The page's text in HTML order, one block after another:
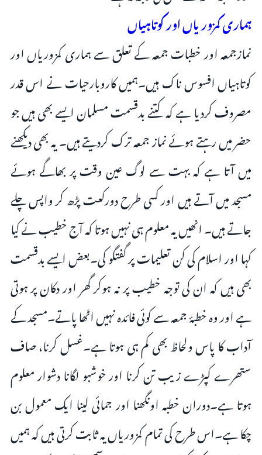
ہماری کمزوریاں اور کوتاہیاں
نمازجمعہ اور خطبات جمعہ کے تعلق سے ہماری کمزوریاں اور
کوتاہیاں افسوس ناک ہیں۔ہمیں کاروبارحیات نے اس قدر
مصروف کردیا ہے کہ کتنے بدقسمت مسلمان ایسے بھی ہیں جو
حضر میں رہتے ہوئے نماز جمعہ ترک کردیتے ہیں۔ یہ بھی دیکھنے
میں آتا ہے کہ بہت سے لوگ عین وقت پر بھاگے ہوئے
مسجد میں آتے ہیں اور کسی طرح دورکعت پڑھ کر واپس چلے
جاتے ہیں۔ انھیں یہ معلوم ہی نہیں ہوتا کہ آج خطیب نے کیا
کہا اور اسلام کی کن تعلیمات پر گفتگو کی۔بعض ایسے بدقسمت
بھی ہیں کہ ان کی توجہ خطیب پر نہ ہوکر گھر اور دکان پر ہوتی
ہے اور وہ خطبۂ جمعہ سے کوئی فائدہ نہیں اٹھا پاتے۔مسجد کے
آداب کا پاس ولحاظ بھی کم ہی ہوتا ہے۔غسل کرنا، صاف
ستھرے کپڑے زیب تن کرنا اور خوشبو لگانا دشوار معلوم
ہوتا ہے۔دوران خطبہ اونگھنا اور جمائی لینا ایک معمول بن
چکا ہے۔اس طرح کی تمام کمزوریاں یہ ثابت کرتی ہیں کہ ہمیں